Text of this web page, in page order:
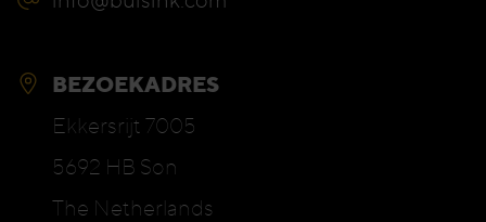
BEZOEKADRES
Ekkersrijt 7005
5692 HB Son
The Netherlands